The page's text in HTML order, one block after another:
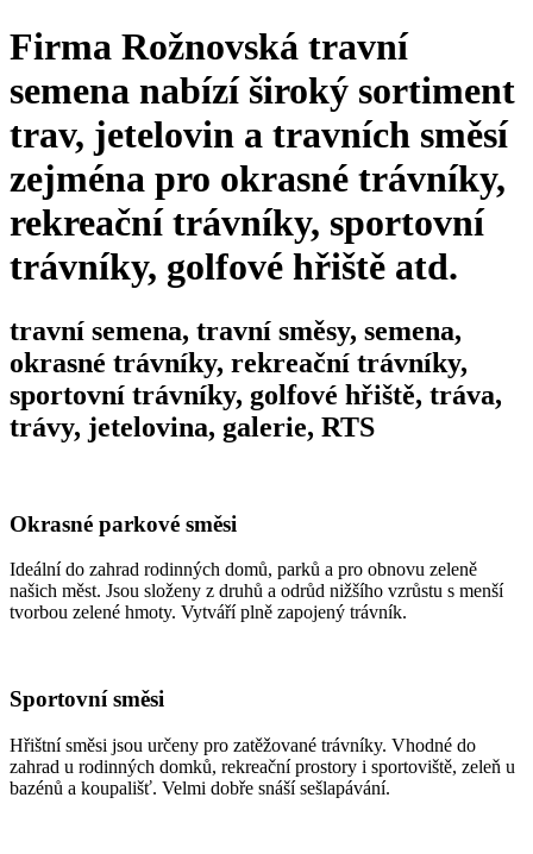
Firma Rožnovská travní
semena nabízí široký sortiment
trav, jetelovin a travních směsí
zejména pro okrasné trávníky,
rekreační trávníky, sportovní
trávníky, golfové hřiště atd.
travní semena, travní směsy, semena,
okrasné trávníky, rekreační trávníky,
sportovní trávníky, golfové hřiště, tráva,
trávy, jetelovina, galerie, RTS
Okrasné parkové směsi
Ideální do zahrad rodinných domů, parků a pro obnovu zeleně
našich měst. Jsou složeny z druhů a odrůd nižšího vzrůstu s menší
tvorbou zelené hmoty. Vytváří plně zapojený trávník.
Sportovní směsi
Hřištní směsi jsou určeny pro zatěžované trávníky. Vhodné do
zahrad u rodinných domků, rekreační prostory i sportoviště, zeleň u
bazénů a koupališť. Velmi dobře snáší sešlapávání.